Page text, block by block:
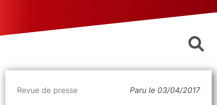
Revue de presse Paru le 03/04/2017